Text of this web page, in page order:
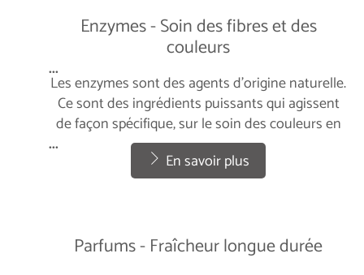
Enzymes - Soin des fibres et des
couleurs
...
Les enzymes sont des agents d'origine naturelle.
Ce sont des ingrédients puissants qui agissent
de façon spécifique, sur le soin des couleurs en
lissant les fibres, l'effet anti-grisaillement, ou
encore agissent contre les différents types de
taches.
...
En savoir plus
Parfums - Fraîcheur longue durée